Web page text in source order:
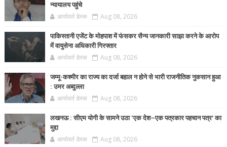
न्यायालय पहुंचे
आर्यावर्त डेस्क Aug 08, 2026
पाकिस्तानी एजेंट के मोहपाश में फंसकर सैन्य जानकारी साझा करने के आरोप
में वायुसेना अधिकारी गिरफ्तार
आर्यावर्त डेस्क Aug 08, 2026
जम्मू-कश्मीर का राज्य का दर्जा बहाल न होने से भारी राजनीतिक नुकसान हुआ
: उमर अब्दुल्ला
आर्यावर्त डेस्क Aug 08, 2026
लखनऊ : सीएम योगी के सामने उठा ‘एक देश–एक पत्रकार पहचान पत्र’ का
मुद्दा
आर्यावर्त डेस्क Aug 08, 2026